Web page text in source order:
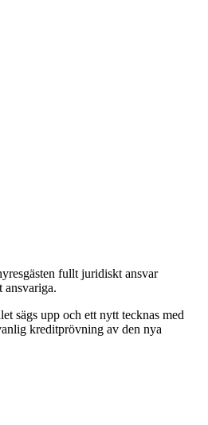
fullt juridiskt ansvar
ansvariga.
sägs upp och ett nytt tecknas med
kreditprövning av den nya